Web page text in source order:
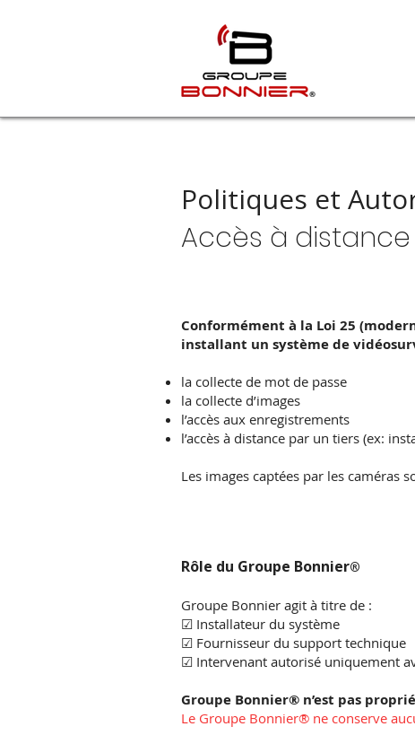
Politiques et
Accès à
Conformément à la Loi 25
installant un système de
la collecte de mot de passe
la collecte d’images
l’accès aux enregistrements
l’accès à distance par un tiers (ex:
Les images captées par les caméras
Rôle du Groupe Bonnier®
Groupe Bonnier agit à titre de :
☑ Installateur du système
☑ Fournisseur du support technique
☑ Intervenant autorisé uniquement
Groupe Bonnier® n’est pas
Le Groupe Bonnier® ne conserve